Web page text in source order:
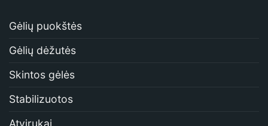
Gėlių puokštės
Gėlių dėžutės
Skintos gėlės
Stabilizuotos
Atvirukai